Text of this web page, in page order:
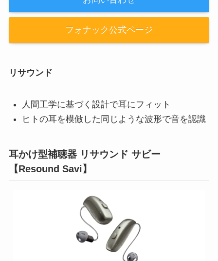
フォナック公式ページ
リサウンド
人間工学に基づく設計で耳にフィット
ヒトの耳を模倣した同じような波形で音を認識
耳かけ型補聴器 リサウンド サビー
【Resound Savi】